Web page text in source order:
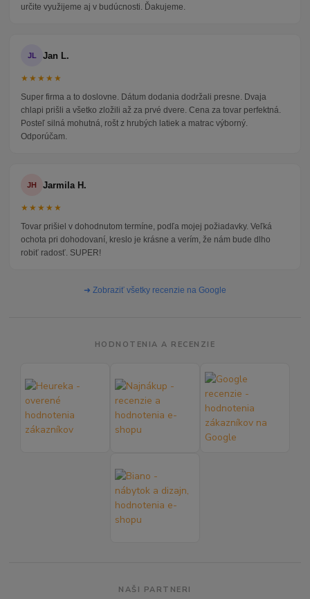
určite využijeme aj v budúcnosti. Ďakujeme.
JL Jan L.
★★★★★
Super firma a to doslovne. Dátum dodania dodržali presne. Dvaja
chlapi prišli a všetko zložili až za prvé dvere. Cena za tovar perfektná.
Posteľ silná mohutná, rošt z hrubých latiek a matrac výborný.
Odporúčam.
JH Jarmila H.
★★★★★
Tovar prišiel v dohodnutom termíne, podľa mojej požiadavky. Veľká
ochota pri dohodovaní, kreslo je krásne a verím, že nám bude dlho
robiť radosť. SUPER!
➜ Zobraziť všetky recenzie na Google
HODNOTENIA A RECENZIE
NAŠI PARTNERI